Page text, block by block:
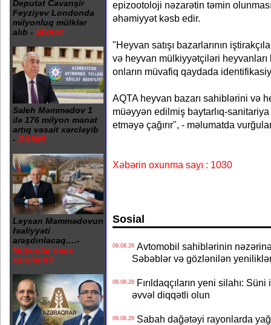
Deputat Cavanşir
Feyziyev Londonda
milyonluq mülklər
alıb - SİYAHI
Saleh Məmmədov 1
ilə 176 milyon manat
artıq vəsait xərcləyib
- RƏSMİ
Leysan Məmmədovun
fəaliyyəti
araşdırılacaq….-
Milyonlar necə
xərclənir?
epizootoloji nəzarətin təmin
əhəmiyyət kəsb edir.
"Heyvan satışı bazarlarının
və heyvan mülkiyyətçiləri
onların müvafiq qaydada
AQTA heyvan bazarı sahiblərini və
müəyyən edilmiş baytarlıq-
etməyə çağırır", - məlumatda
Xəbərin oxunma sayı : 1030
Sosial
09.08.26Avtomobil sahiblərinin
Səbəblər və gözlənilən
09.08.26Fırıldaqçıların yeni silahı:
əvvəl diqqətli olun
09.08.26Sabah dağətəyi rayonlarda